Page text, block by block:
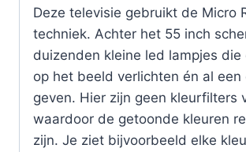
Deze televisie gebruikt de Micro
techniek. Achter het 55 inch
duizenden kleine led lampjes die
op het beeld verlichten én al een
geven. Hier zijn geen kleurfilters
waardoor de getoonde kleuren
zijn. Je ziet bijvoorbeeld elke